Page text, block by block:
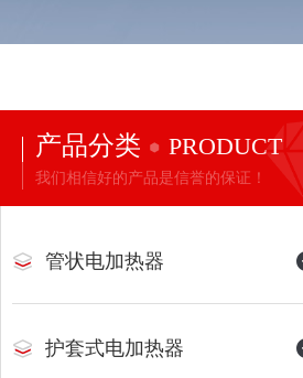
产品分类 PRODUCT
我们相信好的产品是信誉的保证！
管状电加热器
护套式电加热器